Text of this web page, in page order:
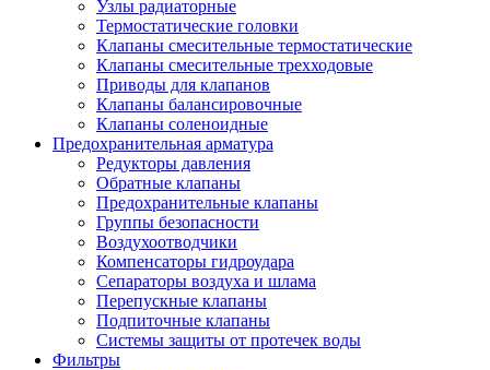
Узлы радиаторные
Термостатические головки
Клапаны смесительные термостатические
Клапаны смесительные трехходовые
Приводы для клапанов
Клапаны балансировочные
Клапаны соленоидные
Предохранительная арматура
Редукторы давления
Обратные клапаны
Предохранительные клапаны
Группы безопасности
Воздухоотводчики
Компенсаторы гидроудара
Сепараторы воздуха и шлама
Перепускные клапаны
Подпиточные клапаны
Системы защиты от протечек воды
Фильтры